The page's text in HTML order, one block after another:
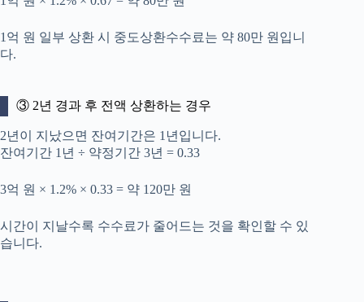
1억 원 일부 상환 시 중도상환수수료는 약 80만 원입니
다.
③ 2년 경과 후 전액 상환하는 경우
2년이 지났으면 잔여기간은 1년입니다.
잔여기간 1년 ÷ 약정기간 3년 = 0.33
3억 원 × 1.2% × 0.33 = 약 120만 원
시간이 지날수록 수수료가 줄어드는 것을 확인할 수 있
습니다.